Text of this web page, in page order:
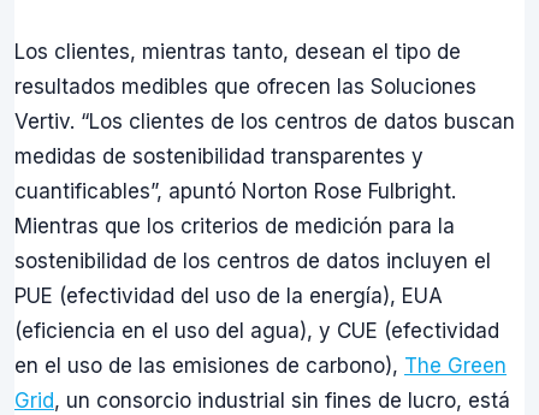
Los clientes, mientras tanto, desean el tipo de
resultados medibles que ofrecen las Soluciones
Vertiv. “Los clientes de los centros de datos buscan
medidas de sostenibilidad transparentes y
cuantificables”, apuntó Norton Rose Fulbright.
Mientras que los criterios de medición para la
sostenibilidad de los centros de datos incluyen el
PUE (efectividad del uso de la energía), EUA
(eficiencia en el uso del agua), y CUE (efectividad
en el uso de las emisiones de carbono), The Green
Grid, un consorcio industrial sin fines de lucro, está